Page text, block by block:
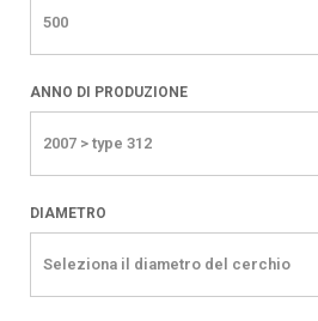
500
ANNO DI PRODUZIONE
2007 > type 312
DIAMETRO
Seleziona il diametro del cerchio